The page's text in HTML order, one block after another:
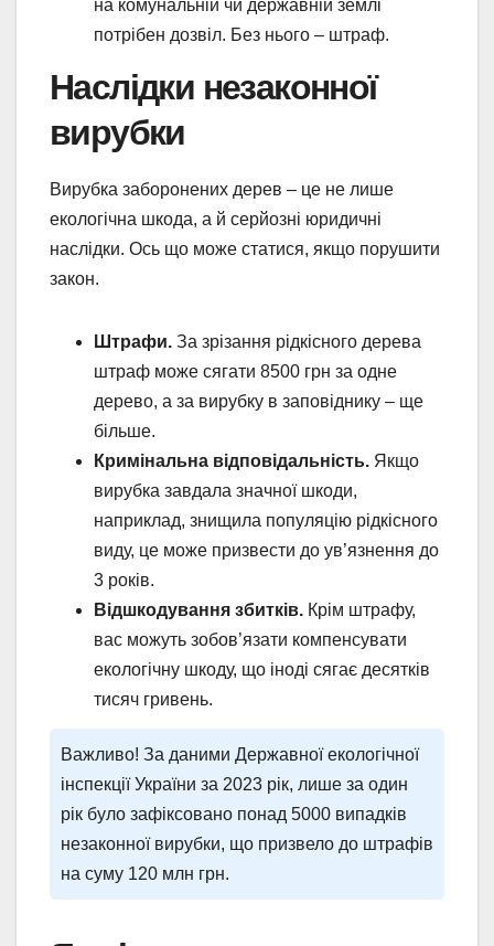
на комунальній чи державній землі
потрібен дозвіл. Без нього – штраф.
Наслідки незаконної
вирубки
Вирубка заборонених дерев – це не лише
екологічна шкода, а й серйозні юридичні
наслідки. Ось що може статися, якщо порушити
закон.
Штрафи. За зрізання рідкісного дерева
штраф може сягати 8500 грн за одне
дерево, а за вирубку в заповіднику – ще
більше.
Кримінальна відповідальність. Якщо
вирубка завдала значної шкоди,
наприклад, знищила популяцію рідкісного
виду, це може призвести до ув’язнення до
3 років.
Відшкодування збитків. Крім штрафу,
вас можуть зобов’язати компенсувати
екологічну шкоду, що іноді сягає десятків
тисяч гривень.
Важливо! За даними Державної екологічної
інспекції України за 2023 рік, лише за один
рік було зафіксовано понад 5000 випадків
незаконної вирубки, що призвело до штрафів
на суму 120 млн грн.